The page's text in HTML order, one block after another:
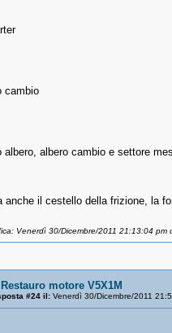
cambio
albero, albero cambio e settore
anche il cestello della frizione, la
Venerdì 30/Dicembre/2011 21:13:04 pm
motore V5X1M
#24 il: Venerdì 30/Dicembre/2011